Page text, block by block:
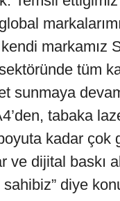
markamız
tüm
sunmaya
tabaka
kadar çok
ve dijital baskı
diye